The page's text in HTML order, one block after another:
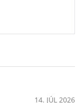
14. JÚL 2026